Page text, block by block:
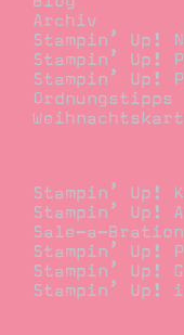
Archiv
Stampin’ Up!
Stampin’ Up!
Stampin’ Up!
Ordnungstipps
Stampin’ Up!
Stampin’ Up!
Sale-a-
Stampin’ Up!
Stampin’ Up!
Stampin’ Up!